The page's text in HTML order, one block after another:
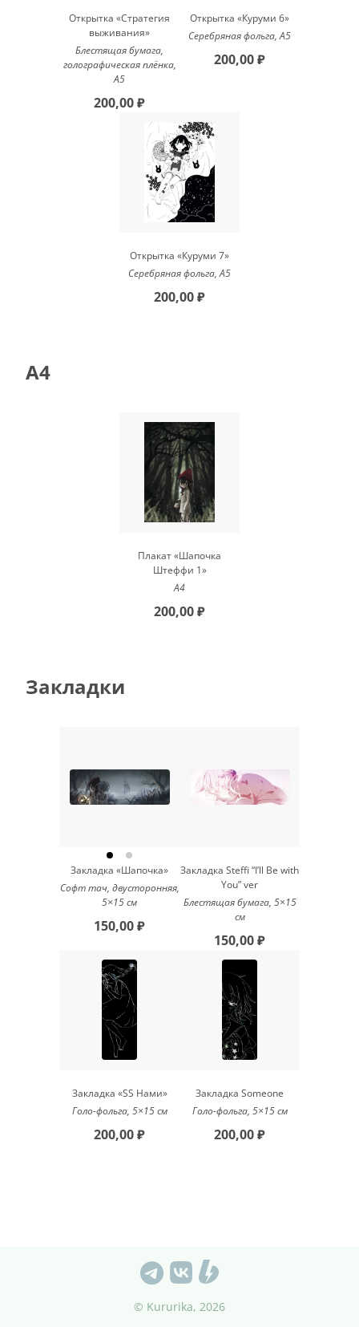
Открытка «Стратегия
выживания»
Блестящая бумага,
голографическая плёнка,
A5
200,00 ₽
Открытка «Куруми 6»
Серебряная фольга, А5
200,00 ₽
Открытка «Куруми 7»
Серебряная фольга, А5
200,00 ₽
A4
Плакат «Шапочка
Штеффи 1»
А4
200,00 ₽
Закладки
Закладка «Шапочка»
Софт тач, двусторонняя,
5×15 см
150,00 ₽
Закладка Steffi “I’ll Be with
You” ver
Блестящая бумага, 5×15
см
150,00 ₽
Закладка «SS Нами»
Голо-фольга, 5×15 см
200,00 ₽
Закладка Someone
Голо-фольга, 5×15 см
200,00 ₽
© Kururika, 2026